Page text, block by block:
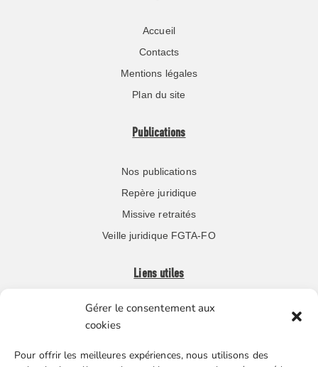
Gérer le consentement aux
cookies
Pour offrir les meilleures expériences, nous utilisons des
Accueil
Contacts
Mentions légales
Plan du site
Publications
Nos publications
Repère juridique
Missive retraités
Veille juridique FGTA-FO
Liens utiles
Boutique en ligne
Nos partenaires